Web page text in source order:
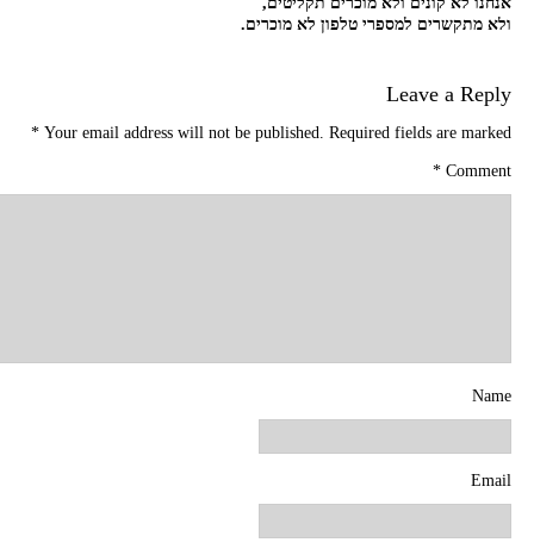
ולא מתקשרים למספרי טלפון לא מוכרים.
Leave a Reply
Your email address will not be published. Required fields are marked
*
Comment
*
Name
Email